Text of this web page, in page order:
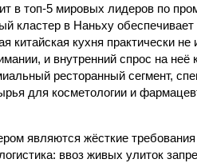
в топ-5 мировых лидеров по
кластер в Наньху
китайская кухня практически
и внутренний спрос на
ресторанный сегмент,
для косметологии и
являются жёсткие
ввоз живых улиток